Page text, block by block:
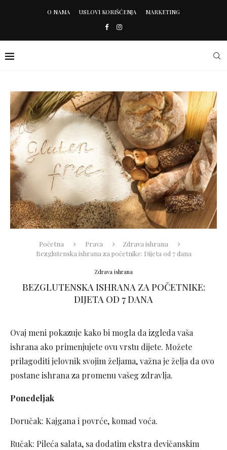
O NAMA USLOVI KORIŠĆENJA MARKETING
Početna Prava
Zdrava ishrana
Bezglutenska ishrana za početnike: Dijeta od 7 dana
Zdrava ishrana
BEZGLUTENSKA ISHRANA ZA POČETNIKE:
DIJETA OD 7 DANA
Ovaj meni pokazuje kako bi mogla da izgleda vaša
ishrana ako primenjujete ovu vrstu dijete. Možete
prilagoditi jelovnik svojim željama, važna je želja da ovo
postane ishrana za promenu vašeg zdravlja.
Ponedeljak
Doručak: Kajgana i povrće, komad voća.
Ručak: Pileća salata, sa dodatim ekstra devičanskim